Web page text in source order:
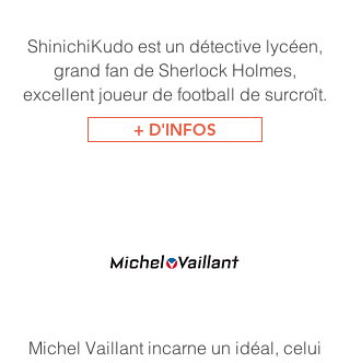
ShinichiKudo est un détective lycéen,
grand fan de Sherlock Holmes,
excellent joueur de football de surcroît.
+ D'INFOS
Michel Vaillant incarne un idéal, celui